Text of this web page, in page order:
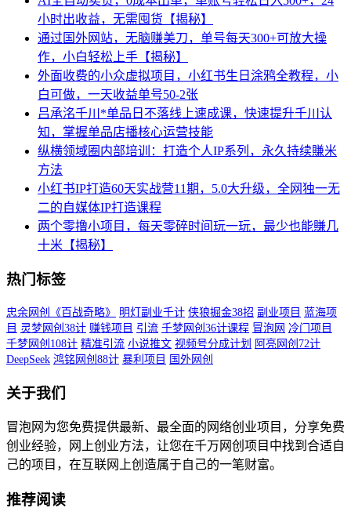
小时出收益，无需囤货【揭秘】
通过国外网站，无脑赚美刀，单号每天300+可放大操
作，小白轻松上手【揭秘】
外面收费的小众虚拟项目，小红书生日涂鸦全教程，小
白可做，一天收益单号50-2张
吕承洺千川*单品日不落线上速成课，快速提升千川认
知，掌握单品店播核心运营技能
纵横‌‌领域圈内部培训：打造个人IP系列，永久持续賺米
方法
小红书IP打造60天实战营11期，5.0大升级，全网独一无
二的自媒体IP打造课程
两个零撸小项目，每天零碎时间玩一玩，最少也能賺几
十米【揭秘】
热门标签
忠余网创《百战奇略》 明灯副业千计 侠狼掘金38招 副业项目 蓝海项
目 灵梦网创38计 赚钱项目 引流 千梦网创36计课程 冒泡网 冷门项目
千梦网创108计 精准引流 小说推文 视频号分成计划
阿亮网创72计
DeepSeek 鸿铭网创88计 暴利项目 国外网创
关于我们
冒泡网为您免费提供最新、最全面的网络创业项目，分享免费
创业经验，网上创业方法，让您在千万网创项目中找到合适自
己的项目，在互联网上创造属于自己的一笔财富。
推荐阅读